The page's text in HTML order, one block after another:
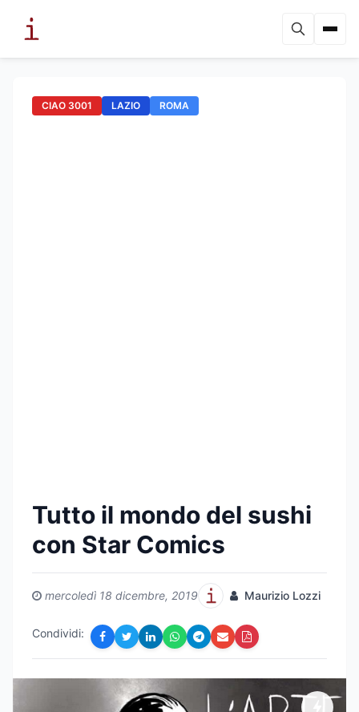
CIAO 3001 LAZIO ROMA
Tutto il mondo del sushi
con Star Comics
mercoledì 18 dicembre, 2019 Maurizio Lozzi
Condividi: